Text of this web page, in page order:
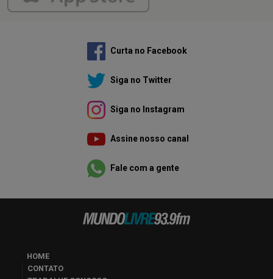
Curta no Facebook
Siga no Twitter
Siga no Instagram
Assine nosso canal
Fale com a gente
HOME
CONTATO